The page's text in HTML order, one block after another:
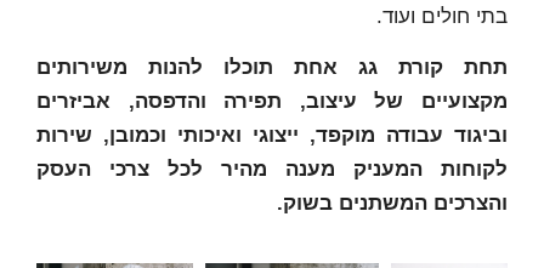
בתי חולים ועוד.
תחת קורת גג אחת תוכלו להנות משירותים
מקצועיים של עיצוב, תפירה והדפסה, אביזרים
וביגוד עבודה מוקפד, ייצוגי ואיכותי וכמובן, שירות
לקוחות המעניק מענה מהיר לכל צרכי העסק
והצרכים המשתנים בשוק.